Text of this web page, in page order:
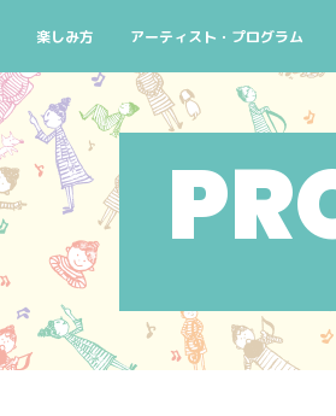
楽しみ方
今年の聴きどころ！
おすすめ公演・ハシゴコース
公式グッズ
託児のご案内
アーティスト・プログラム
公演スケジュール 10/3(土)
公演スケジュール 10/4(日)
マイリスト